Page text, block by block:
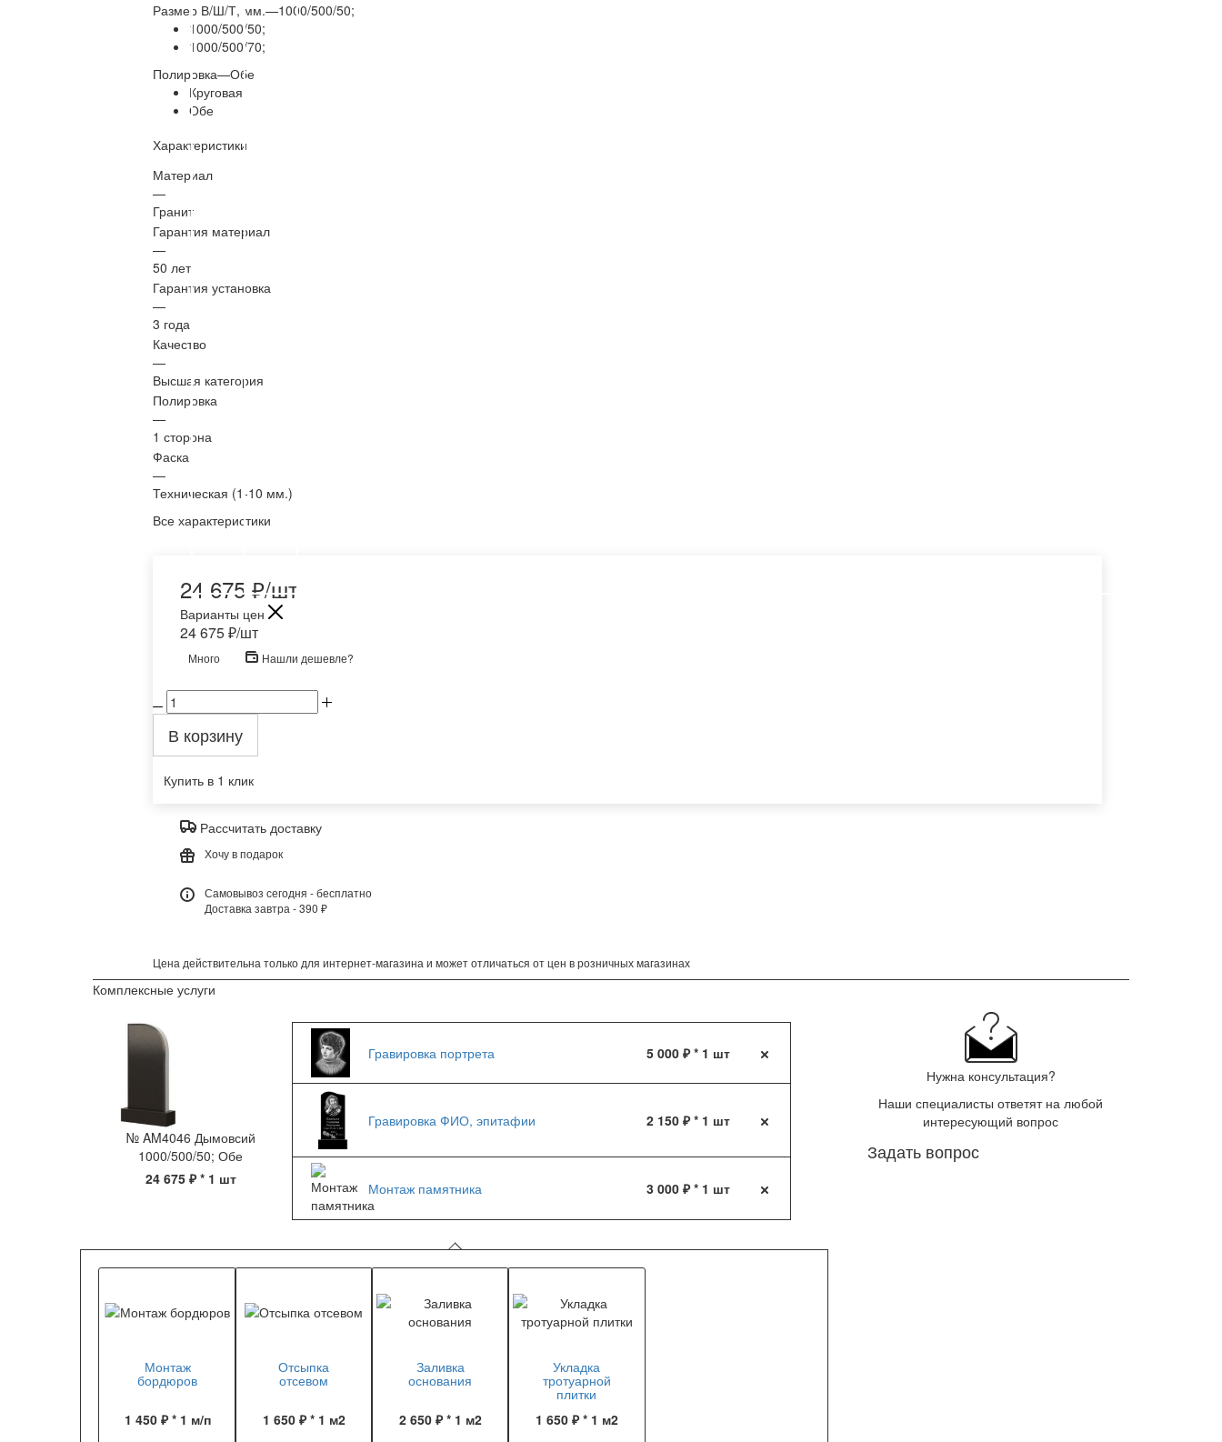
Размер В/Ш/Т, мм.—1000/500/50;
1000/500/50;
1000/500/70;
Полировка—Обе
Круговая
Обе
Характеристики
Материал
—
Гранит
Гарантия материал
—
50 лет
Гарантия установка
—
3 года
Качество
—
Высшая категория
Полировка
—
1 сторона
Фаска
—
Техническая (1-10 мм.)
Все характеристики
24 675 ₽/шт
Варианты цен
24 675 ₽/шт
Много Нашли дешевле?
В корзину
Купить в 1 клик
Рассчитать доставку
Хочу в подарок
Самовывоз сегодня - бесплатно
Доставка завтра - 390 ₽
Цена действительна только для интернет-магазина и может отличаться от цен в розничных магазинах
Комплексные услуги
№ AM4046 Дымовсий
1000/500/50; Обе
24 675 ₽* 1 шт
Гравировка портрета 5 000 ₽ * 1 шт
Гравировка ФИО, эпитафии 2 150 ₽ * 1 шт
Монтаж памятника 3 000 ₽ * 1 шт
Монтаж
бордюров
1 450 ₽ * 1 м/п
Отсыпка
отсевом
1 650 ₽ * 1 м2
Заливка
основания
2 650 ₽ * 1 м2
Укладка
тротуарной
плитки
1 650 ₽ * 1 м2
Нужна консультация?
Наши специалисты ответят на любой
интересующий вопрос
Задать вопрос